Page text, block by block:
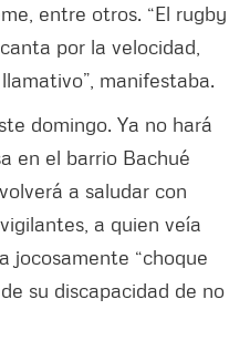
entre otros. “El rugby
por la velocidad,
manifestaba.
domingo. Ya no hará
en el barrio Bachué
a saludar con
a quien veía
jocosamente “choque
su discapacidad de no